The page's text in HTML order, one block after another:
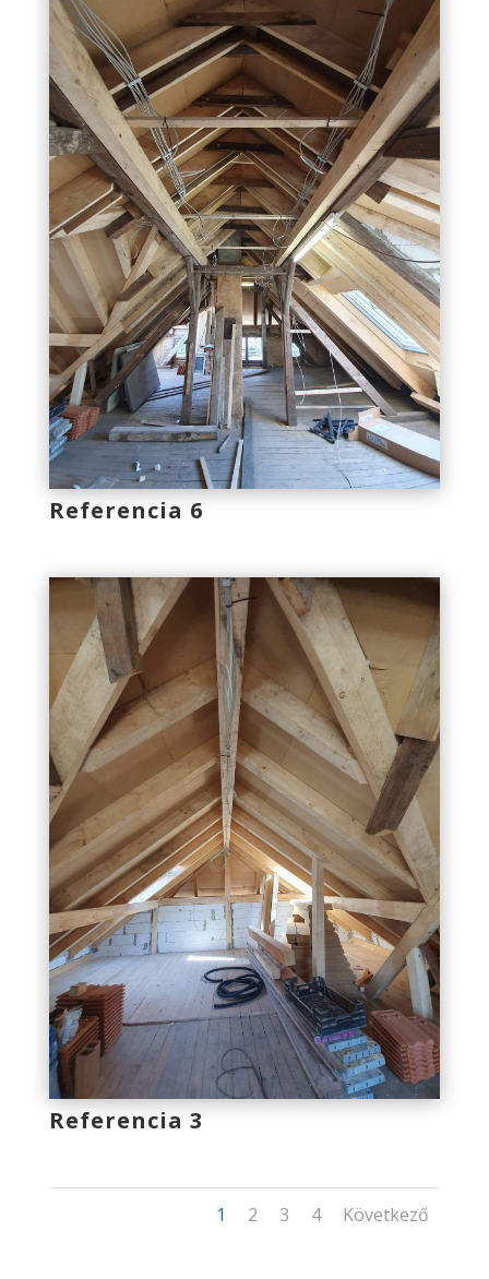
Referencia 6
Referencia 3
1 2 3 4 Következő